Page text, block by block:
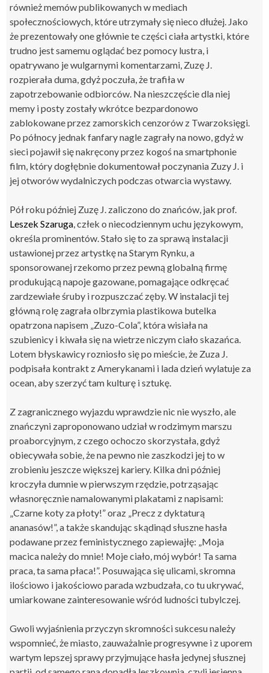
również memów publikowanych w mediach
społecznościowych, które utrzymały się nieco dłużej. Jako
że prezentowały one głównie te części ciała artystki, które
trudno jest samemu oglądać bez pomocy lustra, i
opatrywano je wulgarnymi komentarzami, Zuzę J.
rozpierała duma, gdyż poczuła, że trafiła w
zapotrzebowanie odbiorców. Na nieszczęście dla niej
memy i posty zostały wkrótce bezpardonowo
zablokowane przez zamorskich cenzorów z Twarzoksięgi.
Po północy jednak fanfary nagle zagrały na nowo, gdyż w
sieci pojawił się nakręcony przez kogoś na smartphonie
film, który dogłębnie dokumentował poczynania Zuzy J. i
jej otworów wydalniczych podczas otwarcia wystawy.
Pół roku później Zuzę J. zaliczono do znańców, jak prof.
Leszek Szaruga, człek o niecodziennym uchu językowym,
określa prominentów. Stało się to za sprawą instalacji
ustawionej przez artystkę na Starym Rynku, a
sponsorowanej rzekomo przez pewną globalną firmę
produkującą napoje gazowane, pomagające odkręcać
zardzewiałe śruby i rozpuszczać zęby. W instalacji tej
główną rolę zagrała olbrzymia plastikowa butelka
opatrzona napisem „Zuzo-Cola”, która wisiała na
szubienicy i kiwała się na wietrze niczym ciało skazańca.
Lotem błyskawicy rozniosło się po mieście, że Zuza J.
podpisała kontrakt z Amerykanami i lada dzień wylatuje za
ocean, aby szerzyć tam kulturę i sztukę.
Z zagranicznego wyjazdu wprawdzie nic nie wyszło, ale
znańczyni zaproponowano udział w rodzimym marszu
proaborcyjnym, z czego ochoczo skorzystała, gdyż
obiecywała sobie, że na pewno nie zaszkodzi jej to w
zrobieniu jeszcze większej kariery. Kilka dni później
kroczyła dumnie w pierwszym rzędzie, potrząsając
własnoręcznie namalowanymi plakatami z napisami:
„Czarne koty za płoty!” oraz „Precz z dyktaturą
ananasów!”, a także skandując skądinąd słuszne hasła
podawane przez feministycznego zapiewajłę: „Moja
macica należy do mnie! Moje ciało, mój wybór! Ta sama
praca, ta sama płaca!”. Posuwająca się ulicami, skromna
ilościowo i jakościowo parada wzbudzała, co tu ukrywać,
umiarkowane zainteresowanie wśród ludności tubylczej.
Gwoli wyjaśnienia przyczyn skromności sukcesu należy
wspomnieć, że miasto, zauważalnie progresywne i z uporem
wartym lepszej sprawy przyjmujące hasła jedynej słusznej